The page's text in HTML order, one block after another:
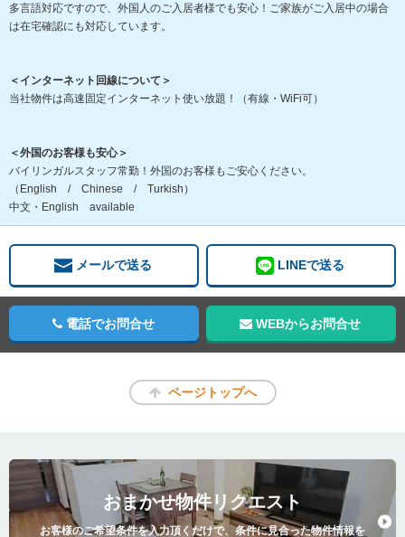
多言語対応ですので、外国人のご入居者様でも安心！ご家族がご入居中の場合
は在宅確認にも対応しています。
＜インターネット回線について＞
当社物件は高速固定インターネット使い放題！（有線・WiFi可）
＜外国のお客様も安心＞
バイリンガルスタッフ常勤！外国のお客様もご安心ください。
（English / Chinese / Turkish）
中文・English available
メールで送る LINEで送る
電話でお問合せ WEBからお問合せ
ページトップへ
おまかせ物件リクエスト
お客様のご希望条件を入力頂くだけで、条件に見合った物件情報を